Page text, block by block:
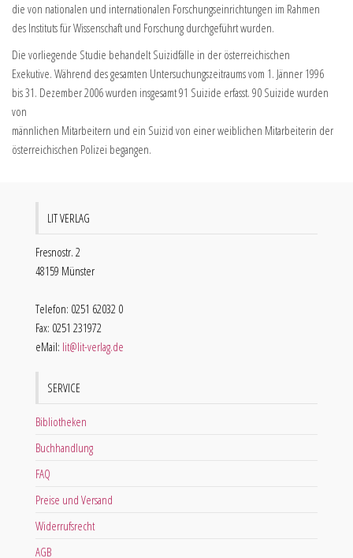
die von nationalen und internationalen Forschungseinrichtungen im Rahmen
des Instituts für Wissenschaft und Forschung durchgeführt wurden.
Die vorliegende Studie behandelt Suizidfälle in der österreichischen
Exekutive. Während des gesamten Untersuchungszeitraums vom 1. Jänner 1996
bis 31. Dezember 2006 wurden insgesamt 91 Suizide erfasst. 90 Suizide wurden
von
männlichen Mitarbeitern und ein Suizid von einer weiblichen Mitarbeiterin der
österreichischen Polizei begangen.
LIT VERLAG
Fresnostr. 2
48159 Münster
Telefon: 0251 62032 0
Fax: 0251 231972
eMail: lit@lit-verlag.de
SERVICE
Bibliotheken
Buchhandlung
FAQ
Preise und Versand
Widerrufsrecht
AGB